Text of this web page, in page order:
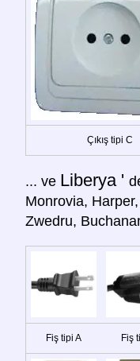
Çıkış tipi C
... ve Liberya '
Monrovia,
Zwedru,
Fiş tipi A Fiş